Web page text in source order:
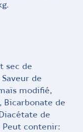
sec de
de
modifié,
Bicarbonate de
de
Peut contenir: